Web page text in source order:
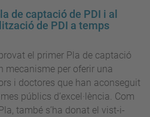
de captació de PDI i al
de PDI a temps
el primer Pla de captació
mecanisme per oferir una
i doctores que han aconseguit
públics d’excel·lència. Com
també s’ha donat el vist-i-